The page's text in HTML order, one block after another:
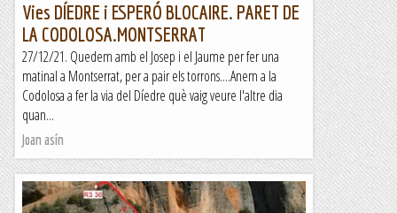
Vies DÍEDRE i ESPERÓ BLOCAIRE. PARET DE
LA CODOLOSA.MONTSERRAT
27/12/21. Quedem amb el Josep i el Jaume per fer una
matinal a Montserrat, per a pair els torrons....Anem a la
Codolosa a fer la via del Díedre què vaig veure l'altre dia
quan...
Joan asín